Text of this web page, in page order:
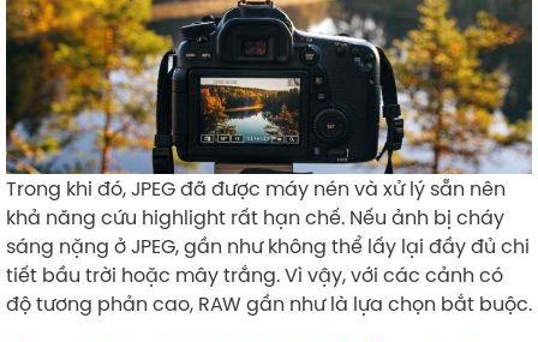
Trong khi đó, JPEG đã được máy nén và xử lý sẵn nên
khả năng cứu highlight rất hạn chế. Nếu ảnh bị cháy
sáng nặng ở JPEG, gần như không thể lấy lại đầy đủ chi
tiết bầu trời hoặc mây trắng. Vì vậy, với các cảnh có
độ tương phản cao, RAW gần như là lựa chọn bắt buộc.